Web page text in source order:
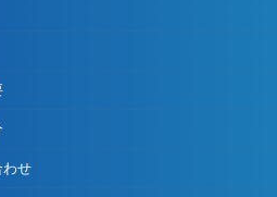
わせ